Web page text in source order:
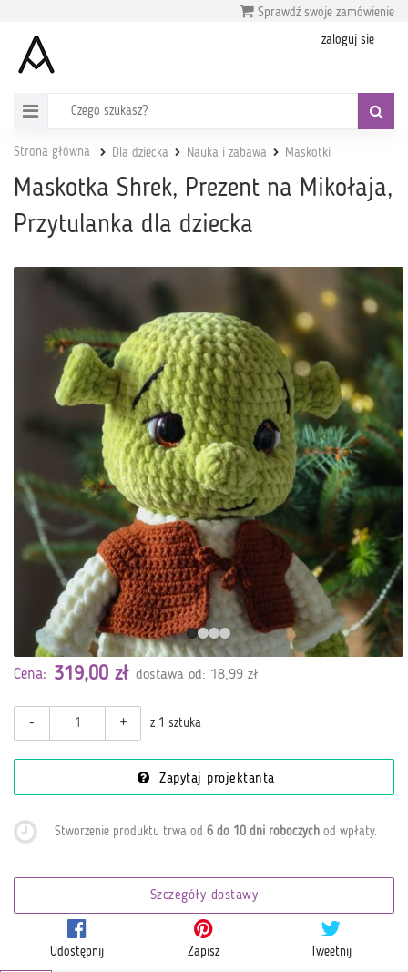
Sprawdź swoje zamówienie
zaloguj się
Strona główna Dla dziecka Nauka i zabawa Maskotki
Maskotka Shrek, Prezent na Mikołaja,
Przytulanka dla dziecka
Cena: 319,00 zł dostawa od: 18,99 zł
- + z 1 sztuka
Zapytaj projektanta
Stworzenie produktu trwa od6 do 10 dni roboczych od wpłaty.
Szczegóły dostawy
Udostępnij Zapisz Tweetnij